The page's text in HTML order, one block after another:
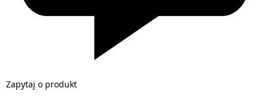
Zapytaj o produkt